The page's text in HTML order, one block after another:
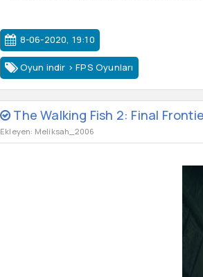
8-06-2020, 19:10
Oyun indir >FPS Oyunları
The Walking Fish 2: Final
Ekleyen: Meliksah_2006